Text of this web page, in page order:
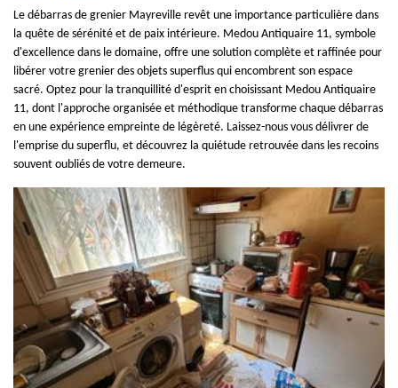
Le débarras de grenier Mayreville revêt une importance particulière dans
la quête de sérénité et de paix intérieure. Medou Antiquaire 11, symbole
d'excellence dans le domaine, offre une solution complète et raffinée pour
libérer votre grenier des objets superflus qui encombrent son espace
sacré. Optez pour la tranquillité d'esprit en choisissant Medou Antiquaire
11, dont l'approche organisée et méthodique transforme chaque débarras
en une expérience empreinte de légèreté. Laissez-nous vous délivrer de
l'emprise du superflu, et découvrez la quiétude retrouvée dans les recoins
souvent oubliés de votre demeure.